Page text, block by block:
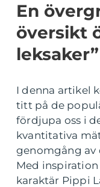
En
översikt
leksaker”
I denna artikel
titt på de
fördjupa oss i
kvantitativa
genomgång av
Med
karaktär Pippi